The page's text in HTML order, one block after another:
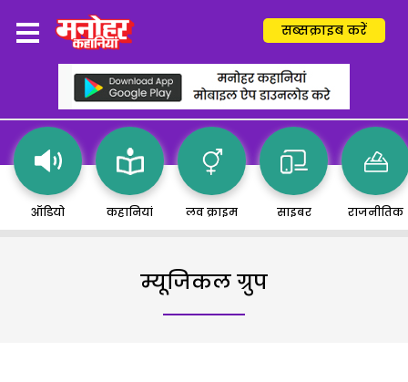
सब्सक्राइब करें
ऑडियो कहानियां लव क्राइम साइबर राजनीतिक
म्यूजिकल ग्रुप